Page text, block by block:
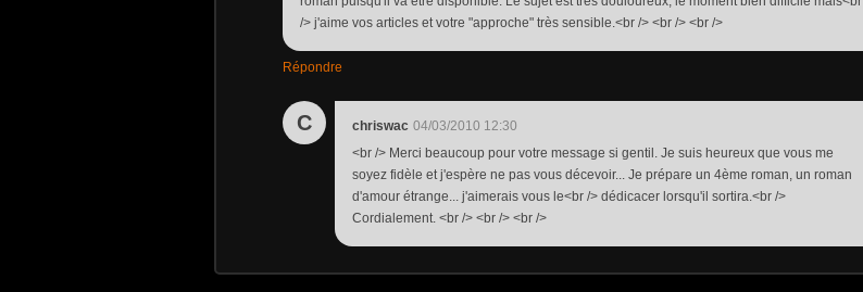
/> j'aime vos articles et votre "approche" très sensible.<br /> <br /> <br />
Répondre
C chriswac 04/03/2010 12:30
<br /> Merci beaucoup pour votre message si gentil. Je suis heureux que vous me
soyez fidèle et j'espère ne pas vous décevoir... Je prépare un 4ème roman, un roman
d'amour étrange... j'aimerais vous le<br /> dédicacer lorsqu'il sortira.<br />
Cordialement. <br /> <br /> <br />